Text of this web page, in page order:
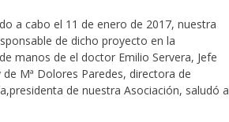
a cabo el 11 de enero de 2017, nuestra
de dicho proyecto en la
manos de el doctor Emilio Servera, Jefe
Mª Dolores Paredes, directora de
de nuestra Asociación, saludó a